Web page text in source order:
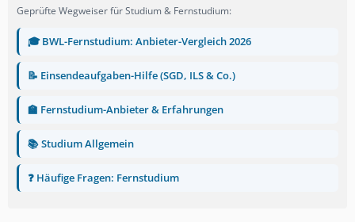
Geprüfte Wegweiser für Studium & Fernstudium:
🎓 BWL-Fernstudium: Anbieter-Vergleich 2026
📝 Einsendeaufgaben-Hilfe (SGD, ILS & Co.)
🏫 Fernstudium-Anbieter & Erfahrungen
📚 Studium Allgemein
❓ Häufige Fragen: Fernstudium